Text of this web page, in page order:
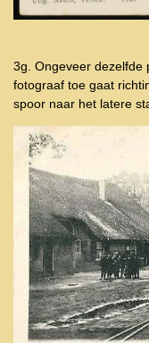
3g. Ongeveer dezelfde
fotograaf toe gaat
spoor naar het latere